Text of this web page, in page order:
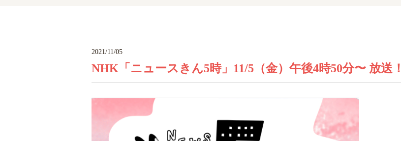
2021/11/05
NHK「ニュースきん5時」11/5（金）午後4時50分〜 放送！